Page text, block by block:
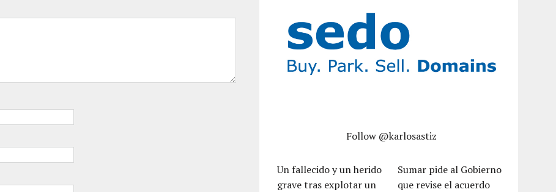
Follow @karlosastiz
Un fallecido y un herido
grave tras explotar un
Sumar pide al Gobierno
que revise el acuerdo